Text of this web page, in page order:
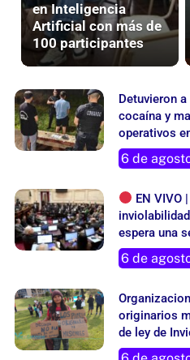
capacitación gratuita
en Inteligencia
Artificial con más de
100 participantes
Detuvieron
cocaína y
operativos
EN VIVO
inviolabilidad
espera una
originarios
de ley de